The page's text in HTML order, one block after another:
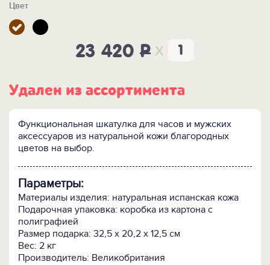
Цвет
23 420 P x
Удален из ассортимента
Функциональная шкатулка для часов и мужских
аксессуаров из натуральной кожи благородных
цветов на выбор.
Параметры:
Материалы изделия: натуральная испанская кожа
Подарочная упаковка: коробка из картона с
полиграфией
Размер подарка: 32,5 x 20,2 x 12,5 см
Вес: 2 кг
Производитель: Великобритания